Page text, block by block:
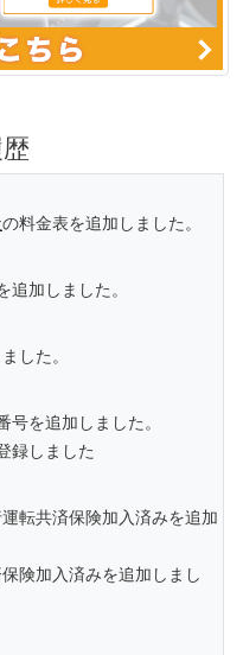
の料金表を追加しました。
追加しました。
した。
号を追加しました。
録しました
転共済保険加入済みを追加
険加入済みを追加しまし